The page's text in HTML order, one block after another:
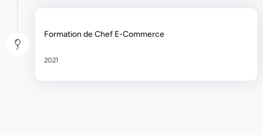
Formation de Chef E-Commerce
2021